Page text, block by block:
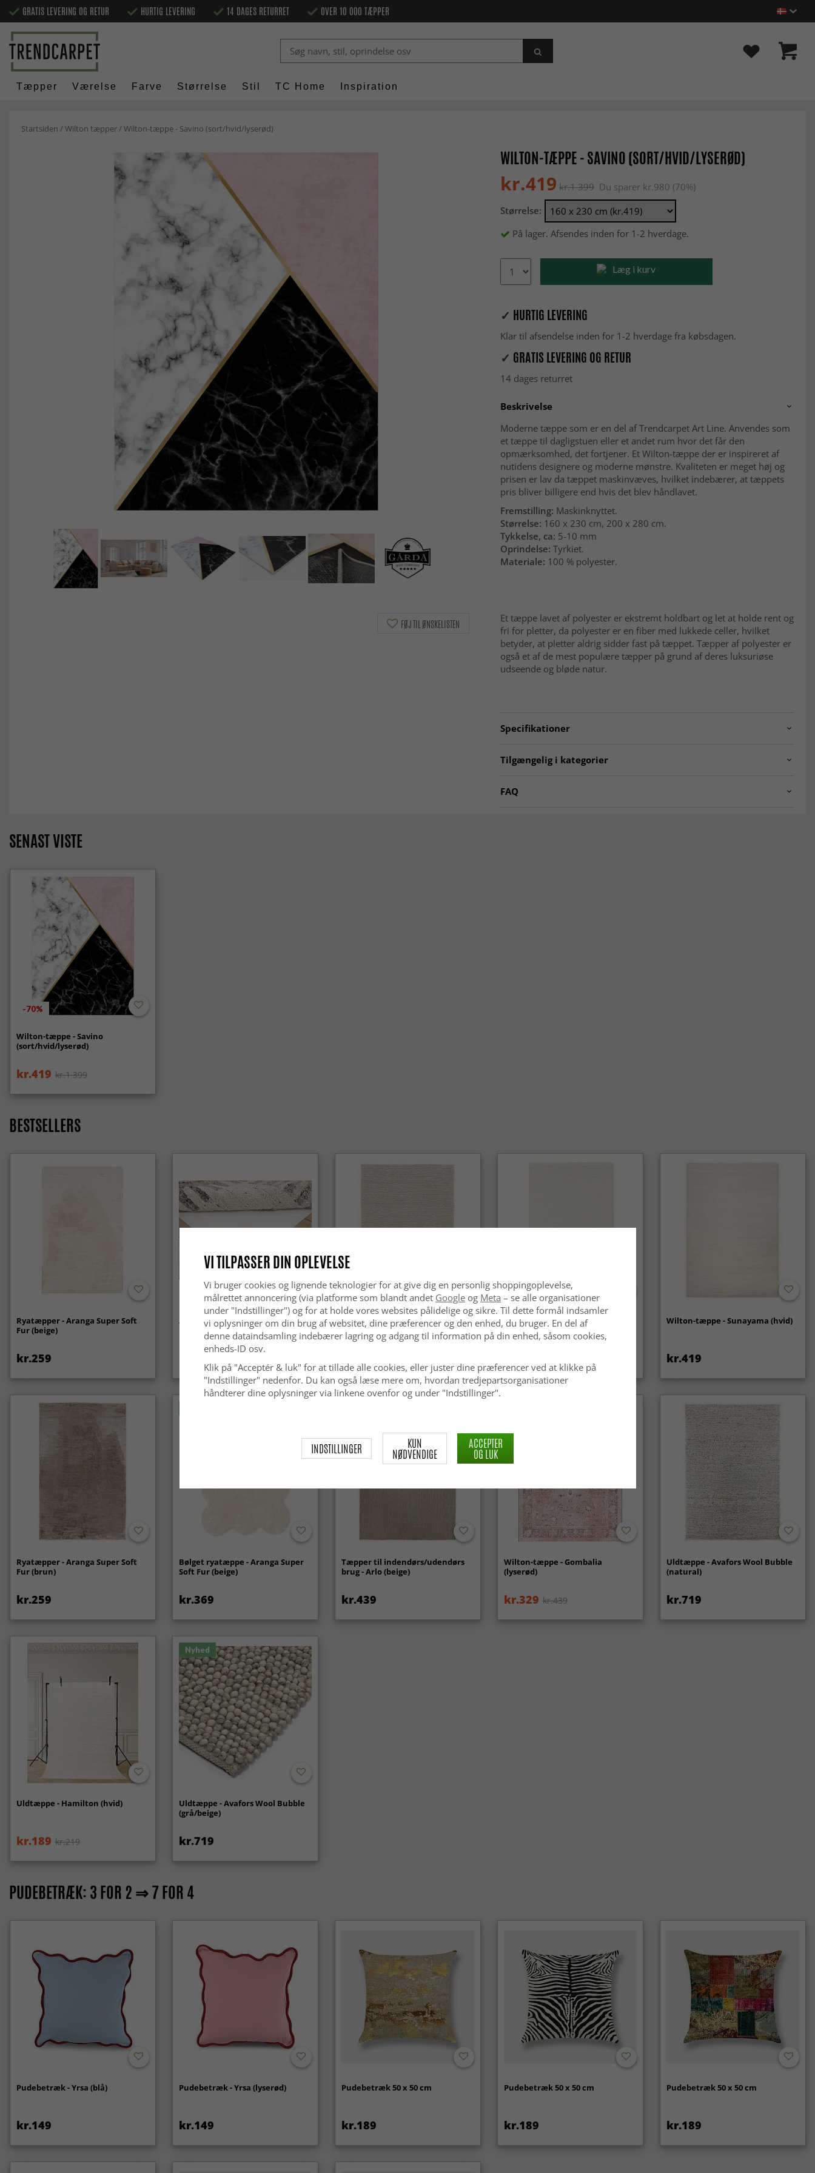
GRATIS LEVERING OG RETUR HURTIG LEVERING 14 DAGES RETURRET OVER 10 000 TÆPPER
Tæpper Værelse Farve Størrelse Stil TC Home Inspiration
Startsiden /Wilton tæpper/Wilton-tæppe - Savino (sort/hvid/lyserød)
WILTON-TÆPPE - SAVINO (SORT/HVID/LYSERØD)
kr.419 kr.1 399Du sparer kr.980 (70%)
Størrelse:
På lager. Afsendes inden for 1-2 hverdage.
Læg i kurv
✓ HURTIG LEVERING
Klar til afsendelse inden for 1-2 hverdage fra købsdagen.
✓ GRATIS LEVERING OG RETUR
14 dages returret
Beskrivelse
Moderne tæppe som er en del af Trendcarpet Art Line. Anvendes som
et tæppe til dagligstuen eller et andet rum hvor det får den
opmærksomhed, det fortjener. Et Wilton-tæppe der er inspireret af
nutidens designere og moderne mønstre. Kvaliteten er meget høj og
prisen er lav da tæppet maskinvæves, hvilket indebærer, at tæppets
pris bliver billigere end hvis det blev håndlavet.
Fremstilling: Maskinknyttet.
Størrelse: 160 x 230 cm, 200 x 280 cm.
Tykkelse, ca: 5-10 mm
Oprindelse: Tyrkiet.
Materiale: 100 % polyester.
Et tæppe lavet af polyester er ekstremt holdbart og let at holde rent og
fri for pletter, da polyester er en fiber med lukkede celler, hvilket
betyder, at pletter aldrig sidder fast på tæppet. Tæpper af polyester er
også et af de mest populære tæpper på grund af deres luksuriøse
udseende og bløde natur.
Specifikationer
Tilgængelig i kategorier
FAQ
FØJ TIL ØNSKELISTEN
SENAST VISTE
-70%
Wilton-tæppe - Savino
(sort/hvid/lyserød)
kr.419 kr.1 399
BESTSELLERS
Ryatæpper - Aranga Super Soft
Fur (beige)
kr.259
Anti-slip/Skridsikker
Uldtæppe - Avafors Wool Bubble
(beige)
Uldtæppe - Coastal (creme) Wilton-tæppe - Sunayama (hvid)
kr.419
Ryatæpper - Aranga Super Soft
Fur (brun)
kr.259
Bølget ryatæppe - Aranga Super
Soft Fur (beige)
kr.369
Tæpper til indendørs/udendørs
brug - Arlo (beige)
kr.439
Wilton-tæppe - Gombalia
(lyserød)
kr.329 kr.439
Uldtæppe - Avafors Wool Bubble
(natural)
kr.719
Uldtæppe - Hamilton (hvid)
kr.189 kr.219
Nyhed
Uldtæppe - Avafors Wool Bubble
(grå/beige)
kr.719
PUDEBETRÆK: 3 FOR 2 ⇒ 7 FOR 4
Pudebetræk - Yrsa (blå)
kr.149
Pudebetræk - Yrsa (lyserød)
kr.149
Pudebetræk 50 x 50 cm
kr.189
Pudebetræk 50 x 50 cm
kr.189
Pudebetræk 50 x 50 cm
kr.189
VI TILPASSER DIN OPLEVELSE
Vi bruger cookies og lignende teknologier for at give dig en personlig shoppingoplevelse,
målrettet annoncering (via platforme som blandt andet Googleog Meta – se alle organisationer
under "Indstillinger") og for at holde vores websites pålidelige og sikre. Til dette formål indsamler
vi oplysninger om din brug af websitet, dine præferencer og den enhed, du bruger. En del af
denne dataindsamling indebærer lagring og adgang til information på din enhed, såsom cookies,
enheds-ID osv.
Klik på "Acceptér & luk" for at tillade alle cookies, eller juster dine præferencer ved at klikke på
"Indstillinger" nedenfor. Du kan også læse mere om, hvordan tredjepartsorganisationer
håndterer dine oplysninger via linkene ovenfor og under "Indstillinger".
INDSTILLINGER KUN
NØDVENDIGE
ACCEPTER
OG LUK